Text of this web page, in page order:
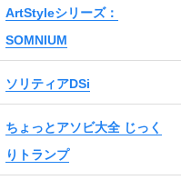
ArtStyleシリーズ：
SOMNIUM
ソリティアDSi
ちょっとアソビ大全 じっく
りトランプ